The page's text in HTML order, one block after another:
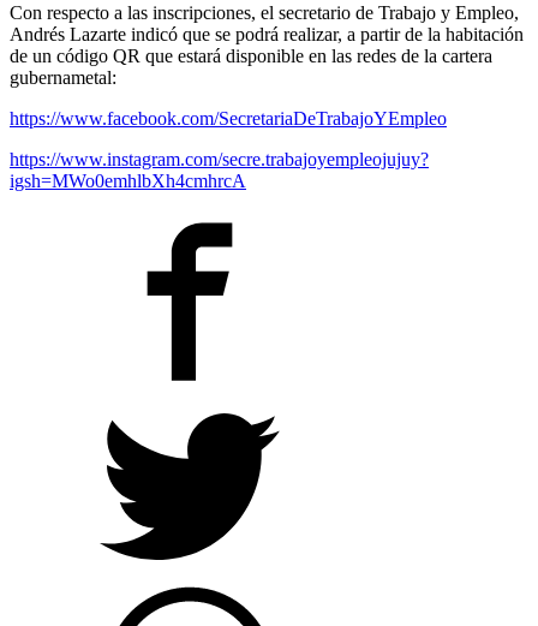
Con respecto a las inscripciones, el secretario de Trabajo y Empleo,
Andrés Lazarte indicó que se podrá realizar, a partir de la habitación
de un código QR que estará disponible en las redes de la cartera
gubernametal:
https://www.facebook.com/SecretariaDeTrabajoYEmpleo
https://www.instagram.com/secre.trabajoyempleojujuy?
igsh=MWo0emhlbXh4cmhrcA